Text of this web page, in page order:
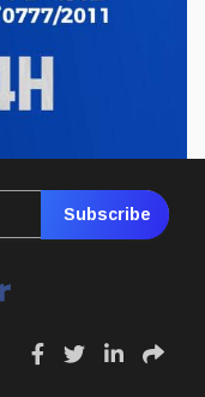
Subscribe
fa
fa
fa
fa